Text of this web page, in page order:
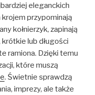
eleganckich
przypominają
kołnierzyk, zapinają
krótkie lub długości
ramiona. Dzięki temu
które muszą
. Świetnie sprawdzą
imprezy, ale także